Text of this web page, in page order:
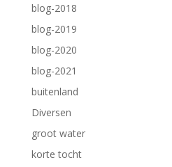
blog-2018
blog-2019
blog-2020
blog-2021
buitenland
Diversen
groot water
korte tocht